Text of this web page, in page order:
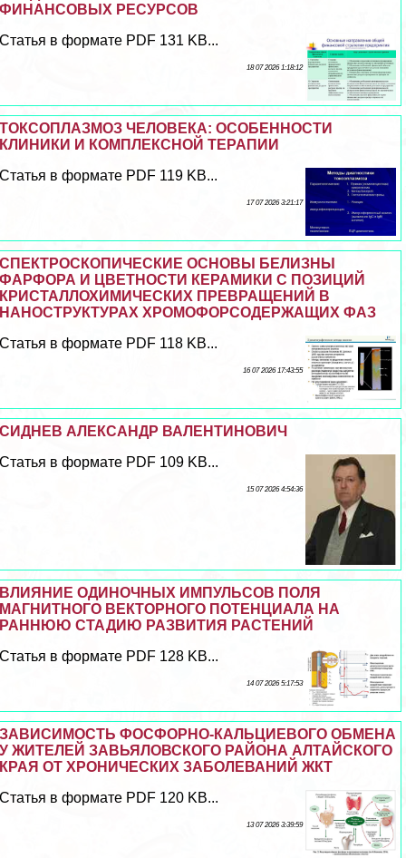
ФИНАНСОВЫХ РЕСУРСОВ
Статья в формате PDF 131 KB...
18 07 2026 1:18:12
ТОКСОПЛАЗМОЗ ЧЕЛОВЕКА: ОСОБЕННОСТИ
КЛИНИКИ И КОМПЛЕКСНОЙ ТЕРАПИИ
Статья в формате PDF 119 KB...
17 07 2026 3:21:17
СПЕКТРОСКОПИЧЕСКИЕ ОСНОВЫ БЕЛИЗНЫ
ФАРФОРА И ЦВЕТНОСТИ КЕРАМИКИ С ПОЗИЦИЙ
КРИСТАЛЛОХИМИЧЕСКИХ ПРЕВРАЩЕНИЙ В
НАНОСТРУКТУРАХ ХРОМОФОРСОДЕРЖАЩИХ ФАЗ
Статья в формате PDF 118 KB...
16 07 2026 17:43:55
СИДНЕВ АЛЕКСАНДР ВАЛЕНТИНОВИЧ
Статья в формате PDF 109 KB...
15 07 2026 4:54:36
ВЛИЯНИЕ ОДИНОЧНЫХ ИМПУЛЬСОВ ПОЛЯ
МАГНИТНОГО ВЕКТОРНОГО ПОТЕНЦИАЛА НА
РАННЮЮ СТАДИЮ РАЗВИТИЯ РАСТЕНИЙ
Статья в формате PDF 128 KB...
14 07 2026 5:17:53
ЗАВИСИМОСТЬ ФОСФОРНО-КАЛЬЦИЕВОГО ОБМЕНА
У ЖИТЕЛЕЙ ЗАВЬЯЛОВСКОГО РАЙОНА АЛТАЙСКОГО
КРАЯ ОТ ХРОНИЧЕСКИХ ЗАБОЛЕВАНИЙ ЖКТ
Статья в формате PDF 120 KB...
13 07 2026 3:39:59